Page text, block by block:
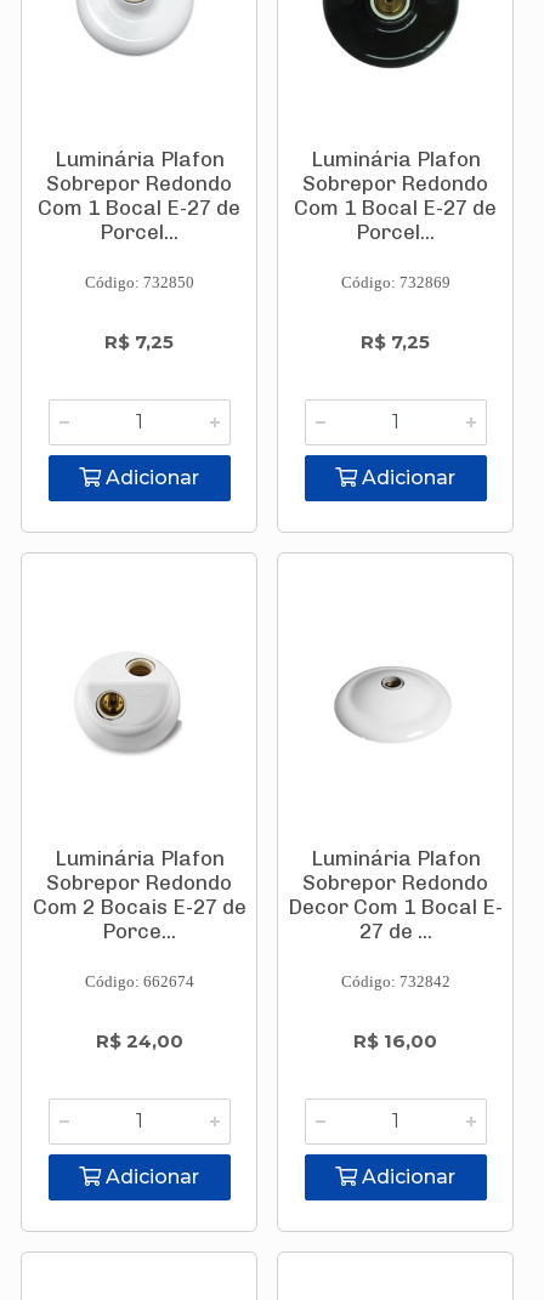
Luminária Plafon
Sobrepor Redondo
Com 1 Bocal E-27 de
Porcel...
Código: 732850
R$ 7,25
Adicionar
Luminária Plafon
Sobrepor Redondo
Com 1 Bocal E-27 de
Porcel...
Código: 732869
R$ 7,25
Adicionar
Luminária Plafon
Sobrepor Redondo
Com 2 Bocais E-27 de
Porce...
Código: 662674
R$ 24,00
Adicionar
Luminária Plafon
Sobrepor Redondo
Decor Com 1 Bocal E-
27 de ...
Código: 732842
R$ 16,00
Adicionar